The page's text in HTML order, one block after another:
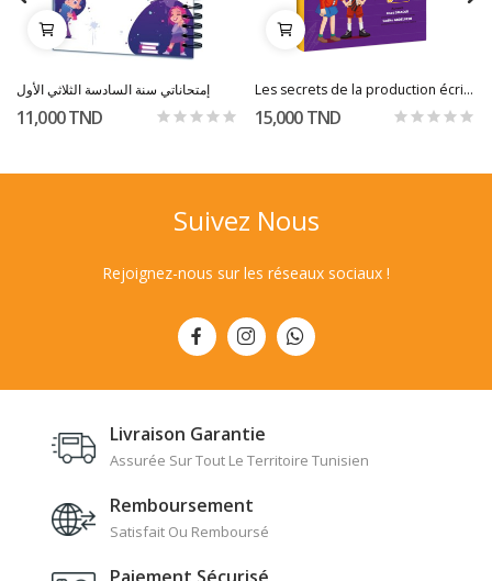
إمتحاناتي سنة السادسة الثلاثي الأول
11,000 TND
Les secrets de la production écrite 6éme année
15,000 TND
Suivez Nous
Rejoignez-nous sur les réseaux sociaux !
Livraison Garantie
Assurée Sur Tout Le Territoire Tunisien
Remboursement
Satisfait Ou Remboursé